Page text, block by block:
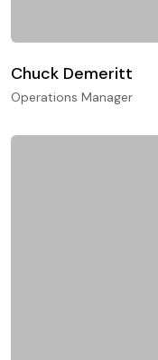
Chuck Demeritt
Operations Manager